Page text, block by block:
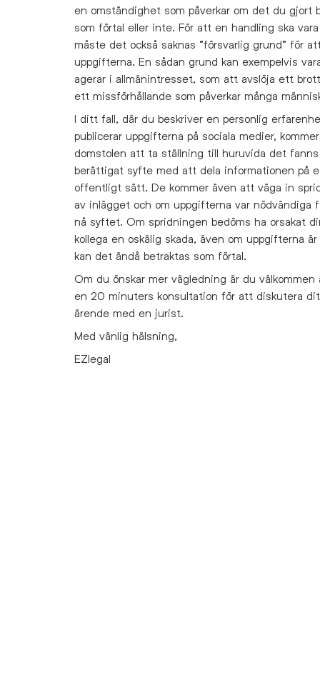
en omständighet som påverkar om det du gjort
som förtal eller inte. För att en handling ska
måste det också saknas ”försvarlig grund” för
uppgifterna. En sådan grund kan exempelvis
agerar i allmänintresset, som att avslöja ett
ett missförhållande som påverkar många
I ditt fall, där du beskriver en personlig
publicerar uppgifterna på sociala medier, kommer
domstolen att ta ställning till huruvida det
berättigat syfte med att dela informationen på
offentligt sätt. De kommer även att väga in
av inlägget och om uppgifterna var nödvändiga
nå syftet. Om spridningen bedöms ha orsakat
kollega en oskälig skada, även om uppgifterna är
kan det ändå betraktas som förtal.
Om du önskar mer vägledning är du välkommen
en 20 minuters konsultation för att diskutera
ärende med en jurist.
Med vänlig hälsning,
EZlegal